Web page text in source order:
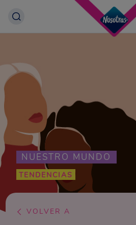
NUESTRO MUNDO
TENDENCIAS
VOLVER A